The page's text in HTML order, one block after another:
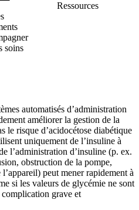
Ressources
soins
automatisés d’administration
améliorer la gestion de la
le risque d’acidocétose diabétique
uniquement de l’insuline à
l’administration d’insuline (p. ex.
obstruction de la pompe,
peut mener rapidement à
si les valeurs de glycémie ne sont
grave et